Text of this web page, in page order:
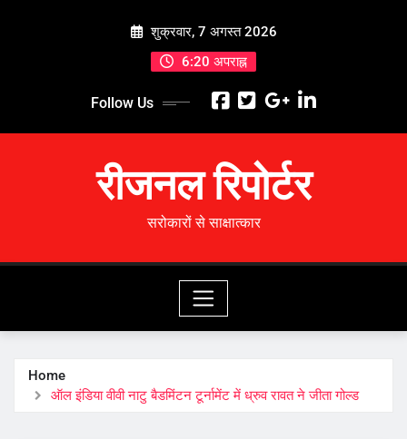
शुक्रवार, 7 अगस्त 2026
6:20 अपराह्न
Follow Us
रीजनल रिपोर्टर
सरोकारों से साक्षात्कार
Home
ऑल इंडिया वीवी नाटु बैडमिंटन टूर्नामेंट में ध्रुव रावत ने जीता गोल्ड